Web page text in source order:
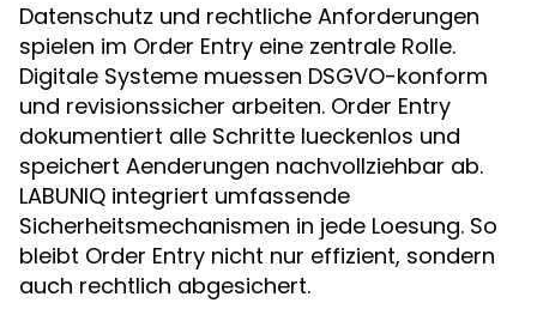
Datenschutz und rechtliche Anforderungen
spielen im Order Entry eine zentrale Rolle.
Digitale Systeme muessen DSGVO-konform
und revisionssicher arbeiten. Order Entry
dokumentiert alle Schritte lueckenlos und
speichert Aenderungen nachvollziehbar ab.
LABUNIQ integriert umfassende
Sicherheitsmechanismen in jede Loesung. So
bleibt Order Entry nicht nur effizient, sondern
auch rechtlich abgesichert.